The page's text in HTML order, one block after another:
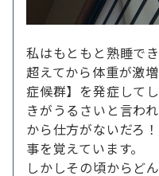
私はもともと熟睡で
超えてから体重が激
症候群】を発症して
きがうるさいと言わ
から仕方がないだろ
事を覚えています。
しかしその頃からど